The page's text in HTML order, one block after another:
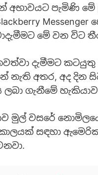
අභාවයට පැමිණි
Messenger
මේ වන විට
නවත්වා දැමීමට
නැති අතර, අද දින සිට
ලබා ගැනීමේ
මුල් වසරේ
සඳහා